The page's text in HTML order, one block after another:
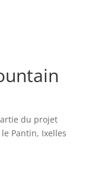
du projet
Pantin, Ixelles